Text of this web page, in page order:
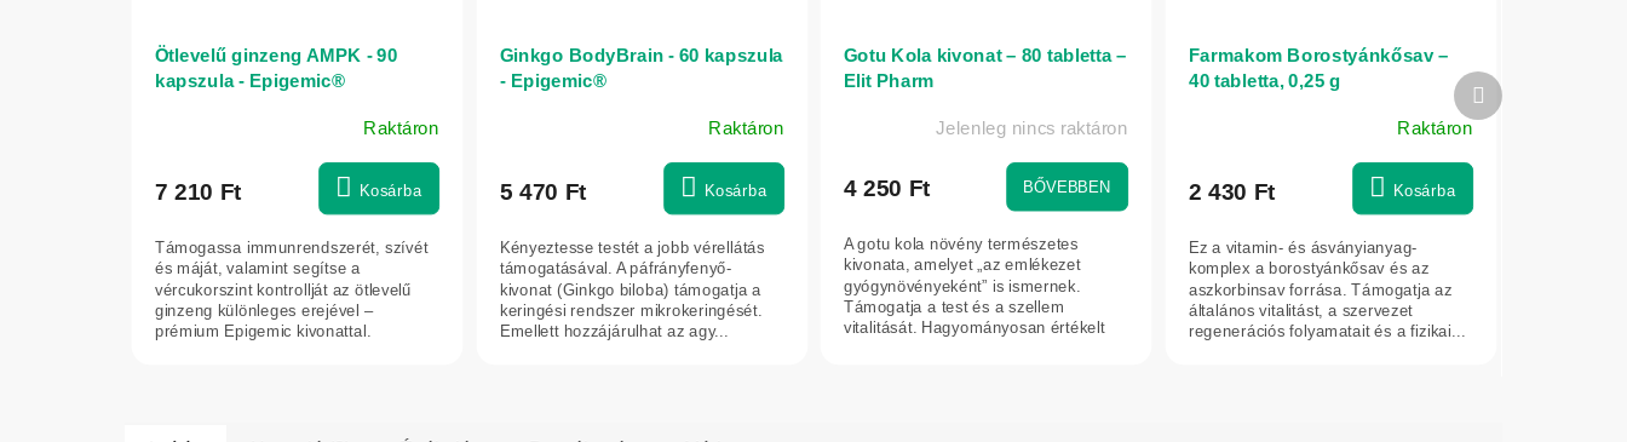
Ötlevelű ginzeng AMPK - 90
kapszula - Epigemic®
Raktáron
7 210 Ft Kosárba
Támogassa immunrendszerét, szívét
és máját, valamint segítse a
vércukorszint kontrollját az ötlevelű
ginzeng különleges erejével –
prémium Epigemic kivonattal.
Ginkgo BodyBrain - 60 kapszula
- Epigemic®
Raktáron
5 470 Ft Kosárba
Kényeztesse testét a jobb vérellátás
támogatásával. A páfrányfenyő-
kivonat (Ginkgo biloba) támogatja a
keringési rendszer mikrokeringését.
Emellett hozzájárulhat az agy...
Gotu Kola kivonat – 80 tabletta –
Elit Pharm
Jelenleg nincs raktáron
4 250 Ft BŐVEBBEN
A gotu kola növény természetes
kivonata, amelyet „az emlékezet
gyógynövényeként” is ismernek.
Támogatja a test és a szellem
vitalitását. Hagyományosan értékelt
Farmakom Borostyánkősav –
40 tabletta, 0,25 g
átlagos
ből
5,0
csillag.
Raktáron
2 430 Ft Kosárba
Ez a vitamin- és ásványianyag-
komplex a borostyánkősav és az
aszkorbinsav forrása. Támogatja az
általános vitalitást, a szervezet
regenerációs folyamatait és a fizikai...
Következő
termék